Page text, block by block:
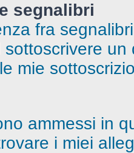
segnalibri
fra
mie
ammessi in
i miei